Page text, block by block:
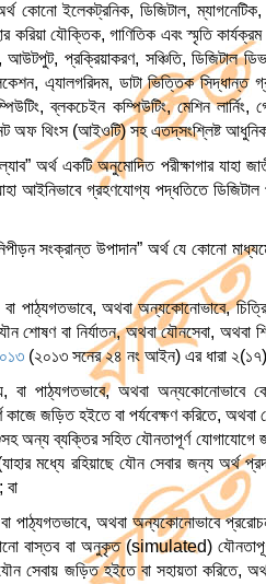
কোনো ইলেকট্রনিক, ডিজিটাল,
করিয়া যৌক্তিক, গাণিতিক এবং স্মৃতি
প্রক্রিয়াকরণ, সঞ্চিতি, ডিজিটাল
এ্যালগরিদম, ডাটা ভিত্তিক সিদ্ধান্ত
ব্লকচেইন কম্পিউটিং, মেশিন
অফ থিংস (আইওটি) সহ এতদ্‌সংশ্লিষ্ট
অর্থ একটি অনুমোদিত পরীক্ষাগার যাহা
আইনিভাবে গ্রহণযোগ্য পদ্ধতিতে
সংক্রান্ত উপাদান” অর্থ যে কোনো
পাঠ্যগতভাবে, অথবা অন্যকোনোভাবে,
শোষণ বা নির্যাতন, অথবা যৌনসেবা,
(২০১৩ সনের ২৪ নং আইন) এর ধারা ২(১৭)
বা পাঠ্যগতভাবে, অথবা অন্যকোনোভাবে
জড়িত হইতে বা পর্যবেক্ষণ করিতে, অথবা
অন্য ব্যক্তির সহিত যৌনতাপূর্ণ
মধ্যে রহিয়াছে যৌন সেবার জন্য অর্থ
পাঠ্যগতভাবে, অথবা অন্যকোনোভাবে
বাস্তব বা অনুকৃত (simulated)
সেবায় জড়িত হইতে বা সহায়তা করিতে,